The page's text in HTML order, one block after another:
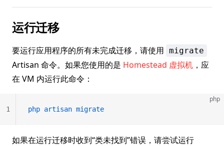
运行迁移
要运行应用程序的所有未完成迁移，请使用 migrate
Artisan 命令。如果您使用的是 Homestead 虚拟机 ，应
在 VM 内运行此命令：
php
php artisan migrate
1
如果在运行迁移时收到“类未找到”错误，请尝试运行